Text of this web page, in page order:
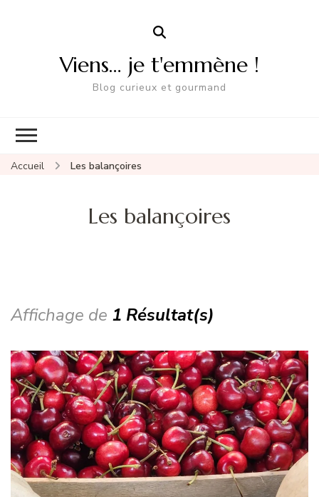
Viens… je t'emmène !
Blog curieux et gourmand
Accueil Les balançoires
Les balançoires
Affichage de 1 Résultat(s)